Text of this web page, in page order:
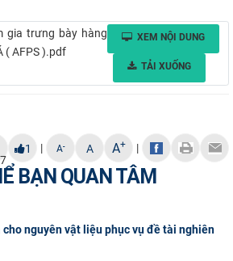
gia trưng bày hàng
( AFPS ).pdf
XEM NỘI DUNG
TẢI XUỐNG
1 | A- A A+ |
BẠN QUAN TÂM
nguyên vật liệu phục vụ đề tài nghiên